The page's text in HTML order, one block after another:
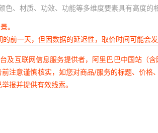
色、材质、功效、功能等多维度要素具有高度
。
前一天，但因数据的延迟性，取价时间可能会
及互联网信息服务提供者，阿里巴巴中国站（
注意谨慎核实，如您对商品/服务的标题、价
报并提供有效线索。